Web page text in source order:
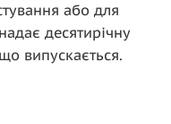
або для
десятирічну
випускається.